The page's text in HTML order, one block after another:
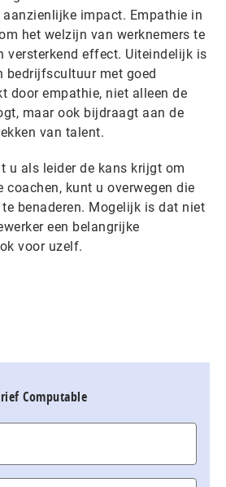
aanzienlijke impact. Empathie in
het welzijn van werknemers te
versterkend effect. Uiteindelijk is
bedrijfscultuur met goed
door empathie, niet alleen de
maar ook bijdraagt aan de
van talent.
u als leider de kans krijgt om
coachen, kunt u overwegen die
benaderen. Mogelijk is dat niet
een belangrijke
voor uzelf.
Computable